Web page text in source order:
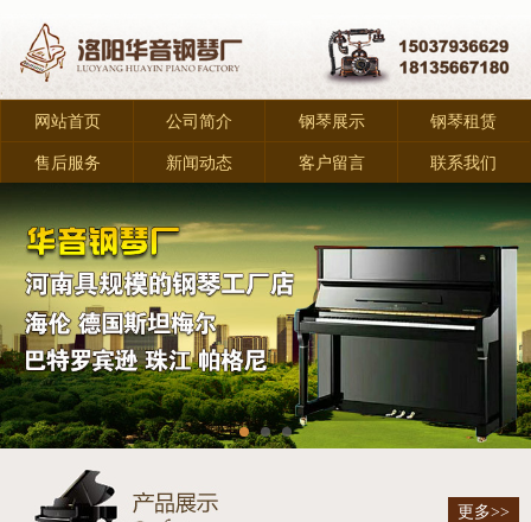
网站首页 公司简介 钢琴展示 钢琴租赁
售后服务 新闻动态 客户留言 联系我们
更多>>